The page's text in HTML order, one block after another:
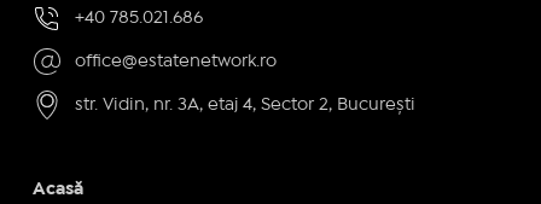
+40 785.021.686
office@estatenetwork.ro
str. Vidin, nr. 3A, etaj 4, Sector 2, București
Acasă